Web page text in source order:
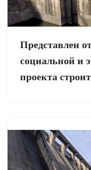
Представлен
социальной и
проекта